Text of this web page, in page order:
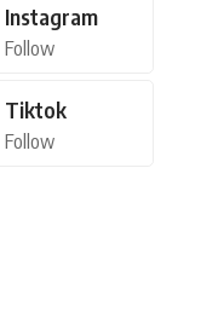
Instagram
Follow
Tiktok
Follow